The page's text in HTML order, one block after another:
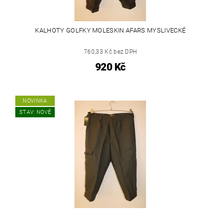
KALHOTY GOLFKY MOLESKIN AFARS MYSLIVECKÉ
760,33 Kč bez DPH
920 Kč
NOVINKA
STAV: NOVÉ